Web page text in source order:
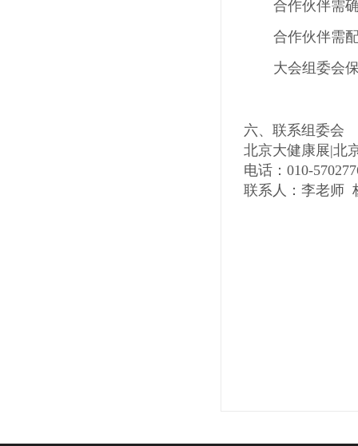
合作伙伴需
合作伙伴需
大会组委会
六、联系组委会
北京大健康展|北
电话：010-
联系人：李老师